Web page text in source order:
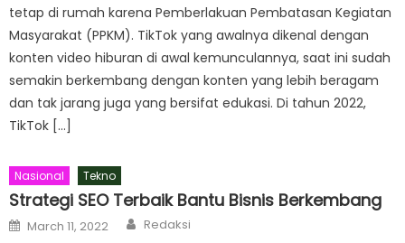
tetap di rumah karena Pemberlakuan Pembatasan Kegiatan
Masyarakat (PPKM). TikTok yang awalnya dikenal dengan
konten video hiburan di awal kemunculannya, saat ini sudah
semakin berkembang dengan konten yang lebih beragam
dan tak jarang juga yang bersifat edukasi. Di tahun 2022,
TikTok […]
Nasional Tekno
Strategi SEO Terbaik Bantu Bisnis Berkembang
Posted
on
March 11, 2022 Author
Redaksi